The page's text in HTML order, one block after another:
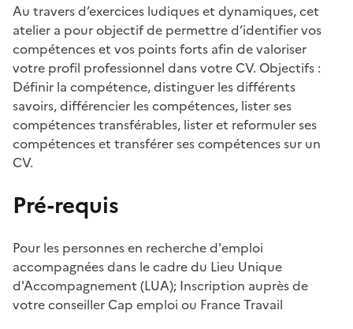
Au travers d’exercices ludiques et dynamiques, cet
atelier a pour objectif de permettre d’identifier vos
compétences et vos points forts afin de valoriser
votre profil professionnel dans votre CV. Objectifs :
Définir la compétence, distinguer les différents
savoirs, différencier les compétences, lister ses
compétences transférables, lister et reformuler ses
compétences et transférer ses compétences sur un
CV.
Pré-requis
Pour les personnes en recherche d'emploi
accompagnées dans le cadre du Lieu Unique
d'Accompagnement (LUA); Inscription auprès de
votre conseiller Cap emploi ou France Travail